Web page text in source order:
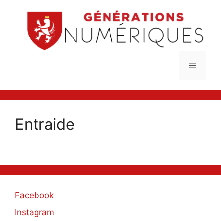
contenu
Menu
Entraide
Facebook
Instagram